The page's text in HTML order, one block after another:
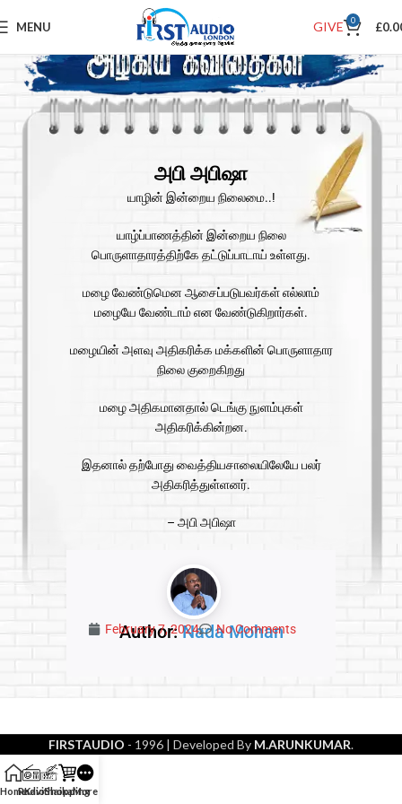
MENU GIVE 0 £
அபி அபிஷா
யாழின் இன்றைய நிலைமை..!
யாழ்ப்பாணத்தின் இன்றைய நிலை
பொருளாதாரத்திற்கே தட்டுப்பாடாய் உள்ளது.
மழை வேண்டுமென ஆசைப்படுபவர்கள் எல்லாம்
மழையே வேண்டாம் என வேண்டுகிறார்கள்.
மழையின் அளவு அதிகரிக்க மக்களின் பொருளாதார
நிலை குறைகிறது
மழை அதிகமானதால் டெங்கு நுளம்புகள்
அதிகரிக்கின்றன.
இதனால் தற்போது வைத்தியசாலையிலேயே பலர்
அதிகரித்துள்ளனர்.
– அபி அபிஷா
Author:Nada Mohan
February 7, 2024 No Comments
FIRSTAUDIO - 1996 | Developed By M.ARUNKUMAR.
HomeRadio
Kavithaikal
Shopping
More